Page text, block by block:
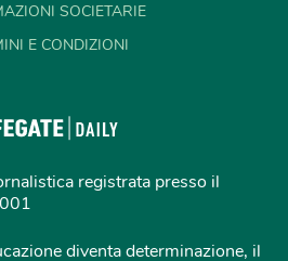
SOCIETARIE
E CONDIZIONI
registrata presso il
diventa determinazione, il